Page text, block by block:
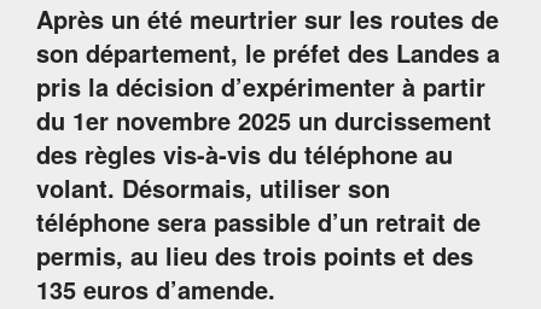
Après un été meurtrier sur les routes de
son département, le préfet des Landes a
pris la décision d’expérimenter à partir
du 1er novembre 2025 un durcissement
des règles vis-à-vis du téléphone au
volant. Désormais, utiliser son
téléphone sera passible d’un retrait de
permis, au lieu des trois points et des
135 euros d’amende.